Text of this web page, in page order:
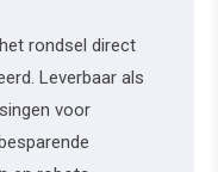
rondsel direct
Leverbaar als
voor